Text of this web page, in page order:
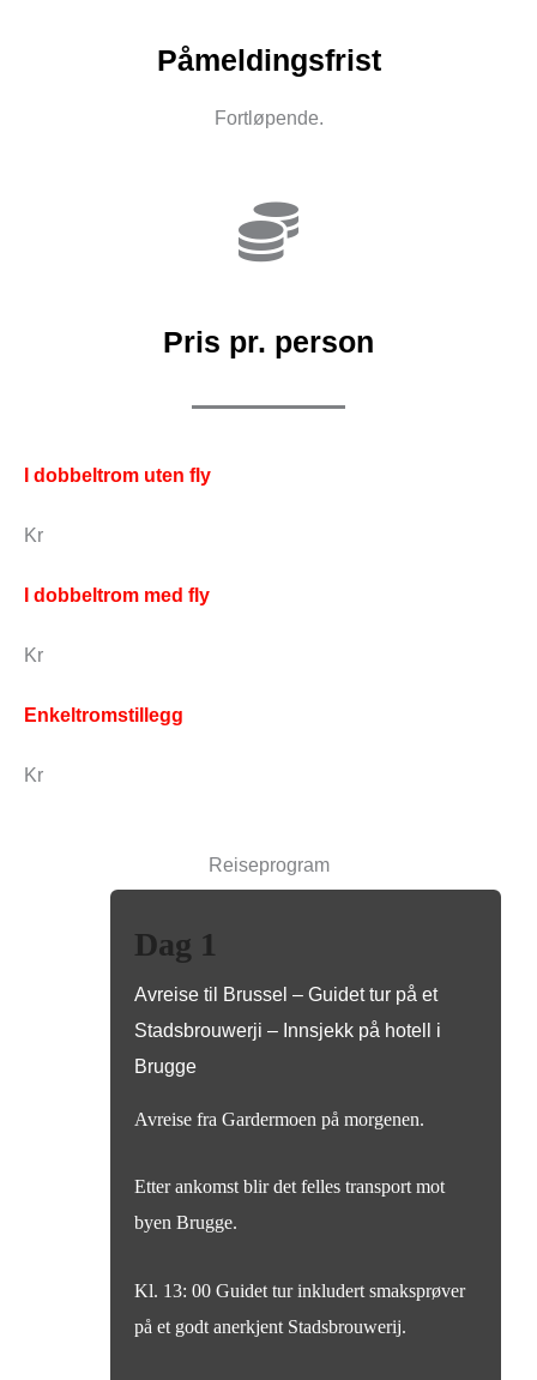
Påmeldingsfrist
Fortløpende.
Pris pr. person
I dobbeltrom uten fly
Kr
I dobbeltrom med fly
Kr
Enkeltromstillegg
Kr
Reiseprogram
Dag 1
Avreise til Brussel – Guidet tur på et
Stadsbrouwerji – Innsjekk på hotell i
Brugge
Avreise fra Gardermoen på morgenen.
Etter ankomst blir det felles transport mot
byen Brugge.
Kl. 13: 00 Guidet tur inkludert smaksprøver
på et godt anerkjent Stadsbrouwerij.